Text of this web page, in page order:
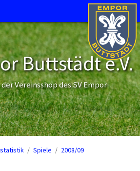
Buttstädt e.V.
Vereinsshop des SV Empor
Spiele
2008/09